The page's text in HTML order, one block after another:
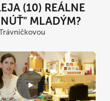
(10) REÁLNE
MLADÝM?